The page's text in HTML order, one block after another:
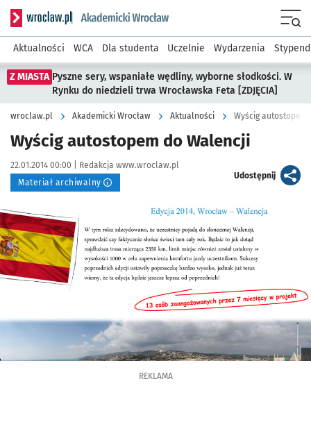
Serwis informacyjny wroclaw.pl podserwis: Akademicki
Aktualności WCA Dla studenta Uczelnie Wydarzenia
Z MIASTA Pyszne sery, wspaniałe wędliny, wyborne słodkości. W
Rynku do niedzieli trwa Wrocławska Feta [ZDJĘCIA]
wroclaw.pl Akademicki Wrocław Aktualności Wyścig autostopem
Wyścig autostopem do Walencji
Data publikacji:
22.01.2014 00:00 | Autor:
Redakcja www.wroclaw.pl
Materiał archiwalny
Udostępnijartykuł
Kliknij, aby powiększyć
REKLAMA